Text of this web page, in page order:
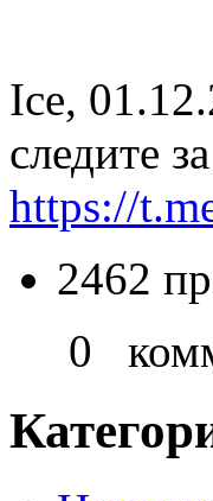
Ice,
следите
https://
2462
0